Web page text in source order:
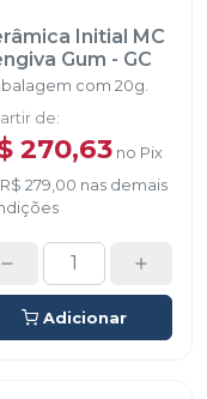
Initial MC
Gum - GC
com 20g.
de:
270,63 no Pix
R$ 279,00 nas demais
Adicionar